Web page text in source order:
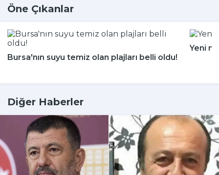
Öne Çıkanlar
Bursa'nın suyu temiz olan plajları belli oldu!
Yeni
Diğer Haberler